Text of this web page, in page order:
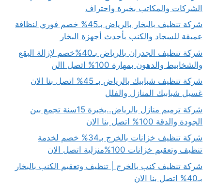
الشركات والمكاتب بخبرة واحتراف
شركة تنظيف بالبخار بالرياض بـ45% خصم فوري لنظافة
عميقة للسجاد والكنب بأحدث أجهزة البخار
شركة تنظيف الجدران بالرياض بـ40%خصم لإزالة البقع
والشخابيط والدهون بمهارة 100% اتصل االن
شركة تنظيف شبابيك بالرياض بـ 45% اتصل بنا الان
غسيل شبابيك المنازل والفلل
شركة ترميم منازل بالرياض..بخبرة 15سنة تجمع بين
الجودة والدقة 100% اتصل بنا الان
شركة تنظيف خزانات بالخرج بـ34% خصم لخدمة
تنظيف وتعقيم خزانات 100%منزلية اتصل الان
شركة تنظيف كنب بالخرج | تنظيف وتعقيم الكنب بالبخار
بـ40% اتصل بنا الان